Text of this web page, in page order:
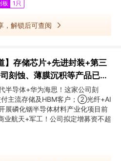
板 1只
，解锁后可查阅
】存储芯片+先进封装+第三
刻蚀、薄膜沉积等产品已批
户导体+华为海思！这家公司刻
主流存储及HBM客户；②光纤+AI
展磷化铟半导体材料产业化项目前
航天+军工！公司拟定增募资不超